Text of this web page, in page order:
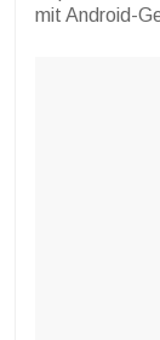
mit Android-